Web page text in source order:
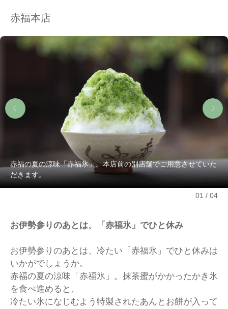
赤福本店
赤福の夏の涼味「赤福氷」。本店前の別店舗でご用意させていた
だきます。
01 04
お伊勢参りのあとは、「赤福氷」でひと休み
お伊勢参りのあとは、冷たい「赤福氷」でひと休みは
いかがでしょうか。
赤福の夏の涼味「赤福氷」。抹茶蜜がかかったかき氷
を食べ進めると、
冷たい氷になじむよう特製されたあんとお餅が入って